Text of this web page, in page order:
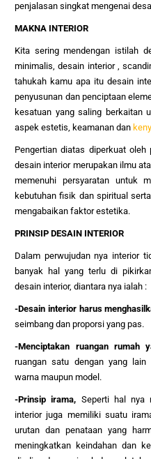
penjalasan singkat mengenai
MAKNA INTERIOR
Kita sering mendengan istilah
minimalis, desain interior ,
tahukah kamu apa itu desain
penyusunan dan penciptaan
kesatuan yang saling berkaitan
aspek estetis, keamanan dan
Pengertian diatas diperkuat oleh
desain interior merupakan ilmu
memenuhi persyaratan untuk
kebutuhan fisik dan spiritual
mengabaikan faktor estetika.
PRINSIP DESAIN INTERIOR
Dalam perwujudan nya interior
banyak hal yang terlu di
desain interior, diantara nya ialah :
-Desain interior harus
seimbang dan proporsi yang pas.
-Menciptakan ruangan rumah
ruangan satu dengan yang
warna maupun model.
-Prinsip irama, Seperti hal nya
interior juga memiliki suatu
urutan dan penataan yang
meningkatkan keindahan dan